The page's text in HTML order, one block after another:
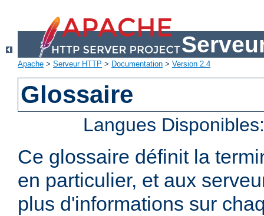
Apache > Serveur HTTP > Documentation > Version 2.4
Glossaire
Langues
Ce glossaire définit la
en particulier, et aux
plus d'informations sur